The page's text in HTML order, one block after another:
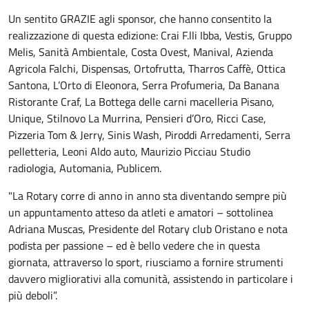
Un sentito GRAZIE agli sponsor, che hanno consentito la
realizzazione di questa edizione: Crai F.lli Ibba, Vestis, Gruppo
Melis, Sanità Ambientale, Costa Ovest, Manival, Azienda
Agricola Falchi, Dispensas, Ortofrutta, Tharros Caffè, Ottica
Santona, L’Orto di Eleonora, Serra Profumeria, Da Banana
Ristorante Craf, La Bottega delle carni macelleria Pisano,
Unique, Stilnovo La Murrina, Pensieri d’Oro, Ricci Case,
Pizzeria Tom & Jerry, Sinis Wash, Piroddi Arredamenti, Serra
pelletteria, Leoni Aldo auto, Maurizio Picciau Studio
radiologia, Automania, Publicem.
"La Rotary corre di anno in anno sta diventando sempre più
un appuntamento atteso da atleti e amatori – sottolinea
Adriana Muscas, Presidente del Rotary club Oristano e nota
podista per passione – ed è bello vedere che in questa
giornata, attraverso lo sport, riusciamo a fornire strumenti
davvero migliorativi alla comunità, assistendo in particolare i
più deboli”.